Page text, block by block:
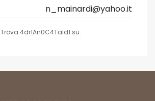
n_mainardi@yahoo.it
Trova 4dr1An0C4Tald1 su: